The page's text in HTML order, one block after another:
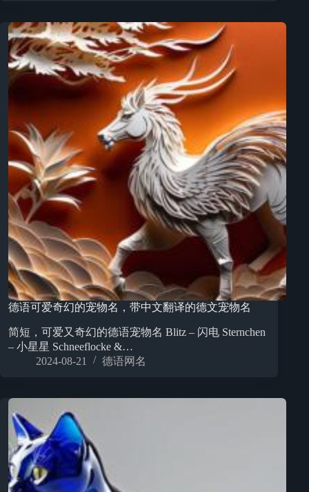
德语可爱奇幻的宠物名，带中文翻译的德文宠物名
简短，可爱又奇幻的德语宠物名 Blitz – 闪电 Sternchen
– 小星星 Schneeflocke &…
2024-08-21
德语网名